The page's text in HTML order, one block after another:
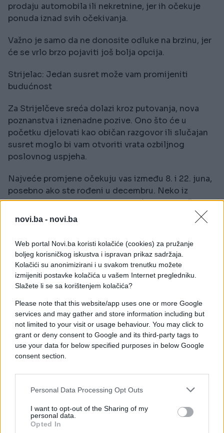
novi.ba - novi.ba
Web portal Novi.ba koristi kolačiće (cookies) za pružanje
boljeg korisničkog iskustva i ispravan prikaz sadržaja.
Kolačići su anonimizirani i u svakom trenutku možete
izmijeniti postavke kolačića u vašem Internet pregledniku.
Slažete li se sa korištenjem kolačića?
Please note that this website/app uses one or more Google
services and may gather and store information including but
not limited to your visit or usage behaviour. You may click to
grant or deny consent to Google and its third-party tags to
use your data for below specified purposes in below Google
consent section.
Personal Data Processing Opt Outs
I want to opt-out of the Sharing of my
personal data.
Opted In
prodaju automobila ili nekretnine, jer ih očekuje
ponuda iznad svih očekivanja.
Važno je samo da ne donosite odluke na brzinu, jer
će se vrlo brzo pojaviti još bolja opcija.
Strijelac: Jedan susret može vam promijeniti
budućnost
Za Strijelčeve sreća dolazi kroz putovanja, nova
poznanstva i iznenadne pozive. Ono što će u
početku djelovati kao običan razgovor ili slučajan
susret moglo bi vam otvoriti vrata ozbiljnog
poslovnog uspjeha.
Najveće promjene očekuju vas između 8. i 22. juna,
posebno ako ste rođeni u decembru. Neko iz
inostranstva ili osoba koja se vraća nakon dužeg
vremena donosi priliku koja se ne odbija.
poruke, čak ni kada vam djeluju nevažno, jer upravo
tu leži najveća šansa ovog mjeseca.
Ribe: Konačno dolazi period u kojem ćete disati
Ribe su dugo stavljale druge ispred sebe i često
ostajale bez nagrade za svoj trud. Sada se sve
vraća.
uplata koju ste zaboravili, bonus na poslu, pomoć
porodice ili čak saradnja koja hobi pretvara u
Osim finansijskog dobitka, Ribe će osjetiti veliko